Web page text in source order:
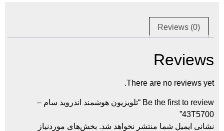
There are
Be the first to review “تلویزیون هوشمند اندروید سام –
منتشر نخواهد شد. بخش‌های موردنیاز